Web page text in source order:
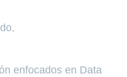
enfocados en Data